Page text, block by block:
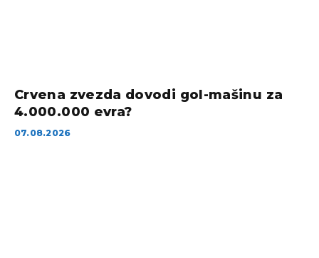
Crvena zvezda dovodi gol-mašinu za
4.000.000 evra?
07.08.2026